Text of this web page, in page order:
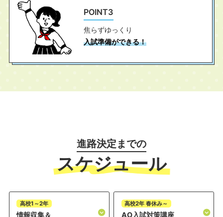
POINT3
焦らずゆっくり
入試準備ができる！
進路決定までの
スケジュール
高校1～2年
情報収集＆
高校2年 春休み～
AO入試対策講座